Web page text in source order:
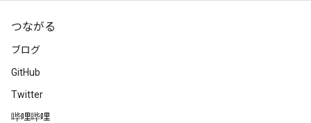
つながる
ブログ
GitHub
Twitter
哔哩哔哩